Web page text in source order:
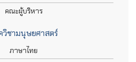
คณะผู้บริหาร
วิชามนุษยศาสตร์
ภาษาไทย